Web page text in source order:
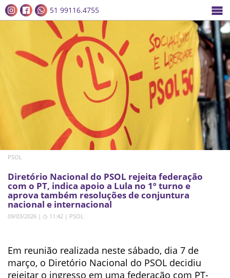
51 99116.4755
PSOL
Diretório Nacional do PSOL rejeita federação
com o PT, indica apoio a Lula no 1º turno e
aprova também resoluções de conjuntura
nacional e internacional
09/03/2026 | ◷ 11:42 | PSOL
Em reunião realizada neste sábado, dia 7 de
março, o Diretório Nacional do PSOL decidiu
rejeitar o ingresso em uma federação com PT-